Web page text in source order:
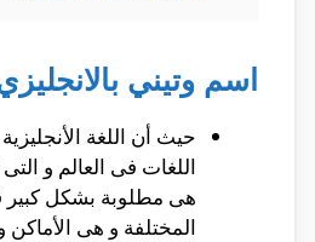
اسم وتيني
حيث أن اللغة
اللغات فى العالم و التى
هى مطلوبة بشكل كبير
المختلفة و هى